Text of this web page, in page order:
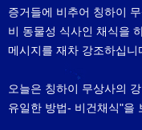
증거들에 비추어 칭하이
비 동물성 식사인 채식을
메시지를 재차 강조하십니
오늘은 칭하이 무상사의
유일한 방법- 비건채식"을